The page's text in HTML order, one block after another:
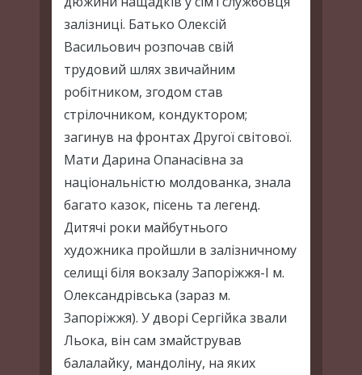
залізниці. Батько Олексій
Васильович розпочав свій
трудовий шлях звичайним
робітником, згодом став
стрілочником, кондуктором;
загинув на фронтах Другої світової.
Мати Дарина Опанасівна за
національністю молдованка, знала
багато казок, пісень та легенд.
Дитячі роки майбутнього
художника пройшли в залізничному
селищі біля вокзалу Запоріжжя-І м.
Олександрівська (зараз м.
Запоріжжя). У дворі Сергійка звали
Льока, він сам змайстрував
балалайку, мандоліну, на яких